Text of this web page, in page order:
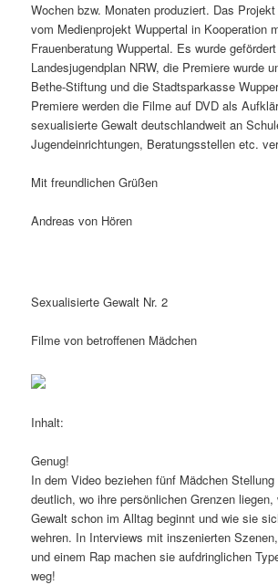
Wochen bzw. Monaten produziert. Das
vom Medienprojekt Wuppertal in Kooperation
Frauenberatung Wuppertal. Es wurde
Landesjugendplan NRW, die Premiere wurde
Bethe-Stiftung und die Stadtsparkasse
Premiere werden die Filme auf DVD als
sexualisierte Gewalt deutschlandweit an
Jugendeinrichtungen, Beratungsstellen etc.
Mit freundlichen Grüßen
Andreas von Hören
Sexualisierte Gewalt Nr. 2
Filme von betroffenen Mädchen
Inhalt:
Genug!
In dem Video beziehen fünf Mädchen
deutlich, wo ihre persönlichen Grenzen
Gewalt schon im Alltag beginnt und wie sie
wehren. In Interviews mit inszenierten
und einem Rap machen sie aufdringlichen
weg!